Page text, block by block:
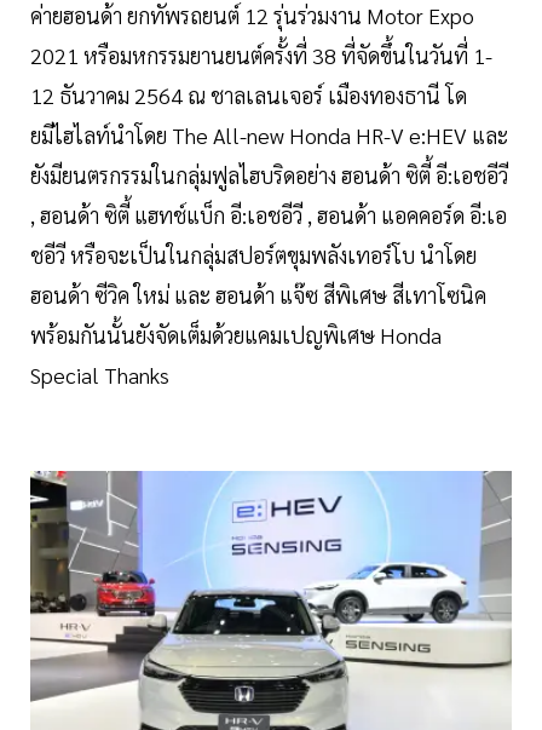
ค่ายฮอนด้า ยกทัพรถยนต์ 12 รุ่นร่วมงาน Motor Expo
2021 หรือมหกรรมยานยนต์ครั้งที่ 38 ที่จัดขึ้นในวันที่ 1-
12 ธันวาคม 2564 ณ ชาลเลนเจอร์ เมืองทองธานี โด
ยมีไฮไลท์นำโดย The All-new Honda HR-V e:HEV และ
ยังมียนตรกรรมในกลุ่มฟูลไฮบริดอย่าง ฮอนด้า ซิตี้ อี:เอชอีวี
, ฮอนด้า ซิตี้ แฮทช์แบ็ก อี:เอชอีวี , ฮอนด้า แอคคอร์ด อี:เอ
ชอีวี หรือจะเป็นในกลุ่มสปอร์ตขุมพลังเทอร์โบ นำโดย
ฮอนด้า ซีวิค ใหม่ และ ฮอนด้า แจ๊ซ สีพิเศษ สีเทาโซนิค
พร้อมกันนั้นยังจัดเต็มด้วยแคมเปญพิเศษ Honda
Special Thanks